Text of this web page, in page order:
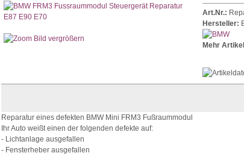
Bild vergrößern
Art.Nr.:
Hersteller:
Mehr
Reparatur eines defekten BMW Mini FRM3 Fußraummodul
Ihr Auto weißt einen der folgenden defekte auf:
- Lichtanlage ausgefallen
- Fensterheber ausgefallen